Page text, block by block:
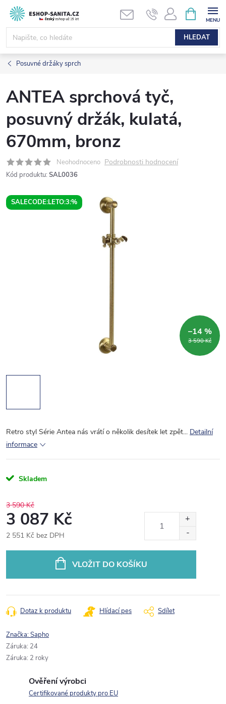
Přejít
obsah
HLEDAT
NÁKUPNÍ
KOŠÍK
Posuvné držáky sprch
ANTEA sprchová tyč,
posuvný držák, kulatá,
670mm, bronz
Neohodnoceno Podrobnosti hodnocení
Kód produktu: SAL0036
SALECODE:LETO:3:%
3 590 Kč
–14 %
Retro styl Série Antea nás vrátí o několik desítek let zpět... Detailní
informace
Skladem
3 590 Kč
3 087 Kč
2 551 Kč bez DPH
VLOŽIT DO KOŠÍKU
Dotaz k produktu Hlídací pes Sdílet
Značka:Sapho
Záruka: 24
Záruka: 2 roky
Ověření výrobci
Certifikované produkty pro EU